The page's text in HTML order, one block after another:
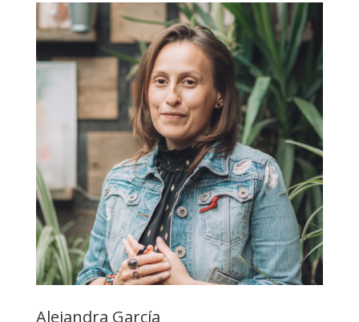
Alejandra García